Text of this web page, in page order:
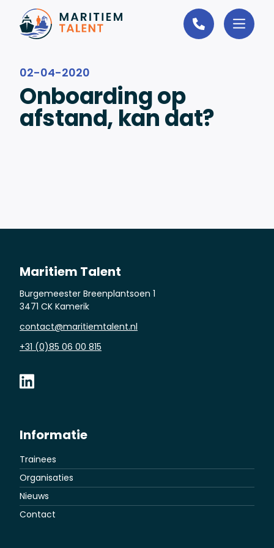
Ga naar de inhoud
02-04-2020
Onboarding op
afstand, kan dat?
Informatie
Trainees
Organisaties
Nieuws
Contact
Maritiem Talent
Burgemeester Breenplantsoen 1
3471 CK Kamerik
contact@maritiemtalent.nl
+31 (0)85 06 00 815